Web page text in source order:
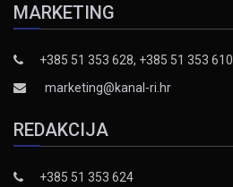
MARKETING
+385 51 353 628, +385 51 353 610
marketing@kanal-ri.hr
REDAKCIJA
+385 51 353 624